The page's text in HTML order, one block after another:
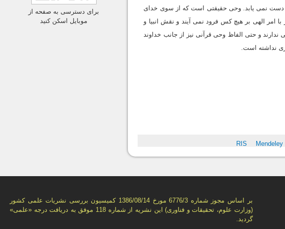
دست نمی یابد. وحی حقیقتی است که از سوی خدای
امر الهی بر هیچ کس فرود نمی آیند و نقش انبیا و
و حتی الفاظ وحی قرآنی نیز از جانب خداوند
نداشته است.
RIS Mendeley
برای دسترسی به صفحه از
موبایل اسکن کنید
بر اساس مجوز شماره 6776/3 مورخ 1386/08/14 كمیسیون بررسى نشریات علمى كشور
(وزارت علوم، تحقیقات و فناورى) این نشریه از شماره 118 موفق به دریافت درجه «علمى»
گردید.